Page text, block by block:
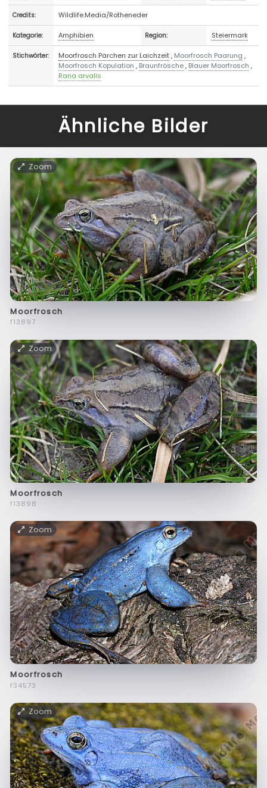
Credits: Wildlife.Media/Rotheneder
Kategorie: Amphibien Region: Steiermark
Stichwörter: Moorfrosch Pärchen zur Laichzeit, Moorfrosch Paarung ,
Moorfrosch Kopulation , Braunfrösche, Blauer Moorfrosch ,
Rana arvalis
Ähnliche Bilder
Zoom
Moorfrosch
f13897
Zoom
Moorfrosch
f13898
Zoom
Moorfrosch
f34573
Zoom